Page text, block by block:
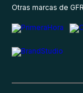
Otras marcas de